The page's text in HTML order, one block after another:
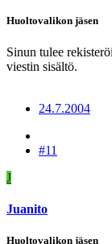
Huoltovalikon jäsen
Sinun tulee
viestin sisältö.
24.7.2004
#11
J
Juanito
Huoltovalikon jäsen